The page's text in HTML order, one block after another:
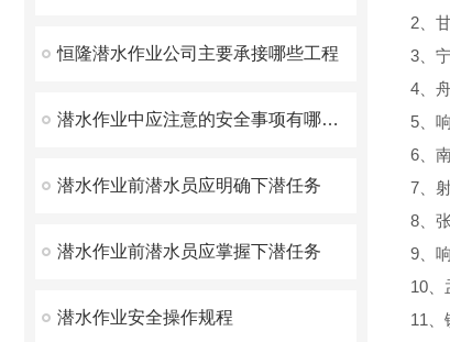
恒隆潜水作业公司主要承接哪些工程
潜水作业中应注意的安全事项有哪些？
潜水作业前潜水员应明确下潜任务
潜水作业前潜水员应掌握下潜任务
潜水作业安全操作规程
2、
3、
4、
5、
6、
7、
8、
9、
10、
11、